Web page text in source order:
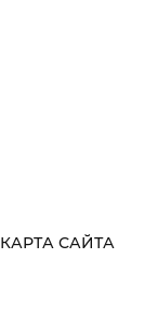
КАРТА САЙТА